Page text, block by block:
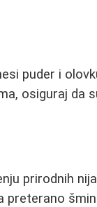
puder i
osiguraj da
prirodnih